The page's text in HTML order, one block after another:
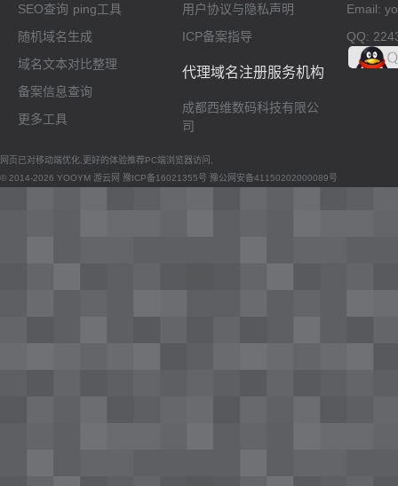
SEO查询 ping工具
随机域名生成
域名文本对比整理
备案信息查询
更多工具
用户协议与隐私声明
ICP备案指导
代理域名注册服务机构
成都西维数码科技有限公
司
Email:
QQ:
网页已对移动端优化,更好的体验推荐PC端浏览器访问,
© 2014-2026 YOOYM 游云网 豫ICP备16021355号 豫公网安备41150202000089号